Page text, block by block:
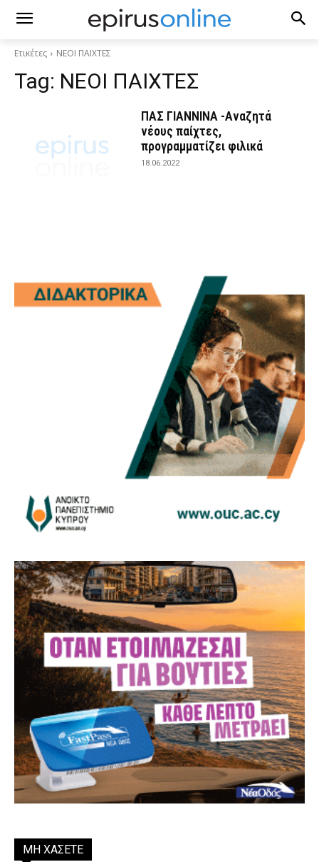
Ετικέτες ΝΕΟΙ ΠΑΙΧΤΕΣ
Tag: ΝΕΟΙ ΠΑΙΧΤΕΣ
ΠΑΣ ΓΙΑΝΝΙΝΑ -Αναζητά
νέους παίχτες,
προγραμματίζει φιλικά
18.06.2022
ΜΗ ΧΑΣΕΤΕ